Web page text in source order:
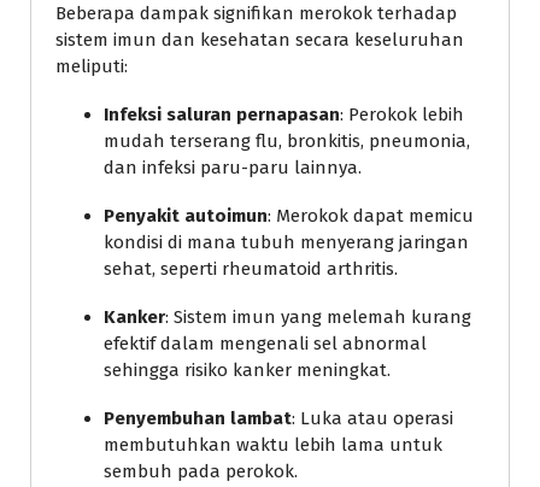
Beberapa dampak signifikan merokok terhadap
sistem imun dan kesehatan secara keseluruhan
meliputi:
Infeksi saluran pernapasan: Perokok lebih
mudah terserang flu, bronkitis, pneumonia,
dan infeksi paru-paru lainnya.
Penyakit autoimun: Merokok dapat memicu
kondisi di mana tubuh menyerang jaringan
sehat, seperti rheumatoid arthritis.
Kanker: Sistem imun yang melemah kurang
efektif dalam mengenali sel abnormal
sehingga risiko kanker meningkat.
Penyembuhan lambat: Luka atau operasi
membutuhkan waktu lebih lama untuk
sembuh pada perokok.